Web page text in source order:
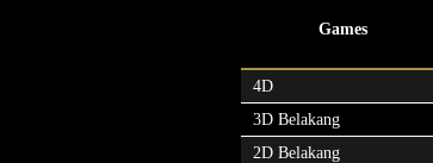
Games
4D
3D Belakang
2D Belakang